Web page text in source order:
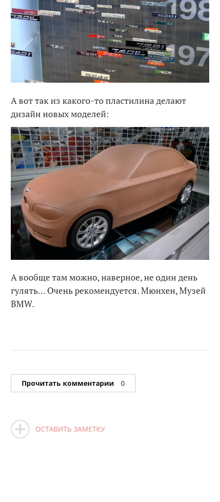
А вот так из какого-то пластилина делают
дизайн новых моделей:
А вообще там можно, наверное, не один день
гулять… Очень рекомендуется. Мюнхен, Музей
BMW.
Прочитать комментарии 0
ОСТАВИТЬ ЗАМЕТКУ